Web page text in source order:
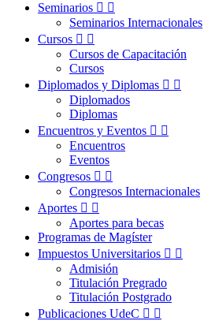
Seminarios  
Seminarios Internacionales
Cursos  
Cursos de Capacitación
Cursos
Diplomados y Diplomas  
Diplomados
Diplomas
Encuentros y Eventos  
Encuentros
Eventos
Congresos  
Congresos Internacionales
Aportes  
Aportes para becas
Programas de Magíster
Impuestos Universitarios  
Admisión
Titulación Pregrado
Titulación Postgrado
Publicaciones UdeC  